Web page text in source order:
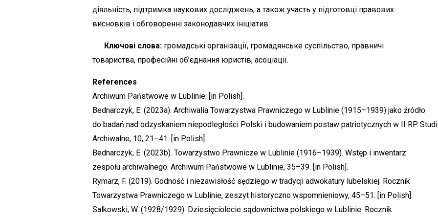
діяльність, підтримка наукових досліджень, а також участь у підготовці правових
висновків і обговоренні законодавчих ініціатив.
Ключові слова:громадські організації, громадянське суспільство, правничі
товариства, професійні об’єднання юристів, асоціації.
References
Archiwum Państwowe w Lublinie. [in Polish].
Bednarczyk, E. (2023a). Archiwalia Towarzystwa Prawniczego w Lublinie (1915–1939) jako źródło
do badań nad odzyskaniem niepodległości Polski i budowaniem postaw patriotycznych w II RP.
Archiwalne, 10, 21–41. [in Polish].
Bednarczyk, E. (2023b). Towarzystwo Prawnicze w Lublinie (1916–1939). Wstęp i inwentarz
zespołu archiwalnego. Archiwum Państwowe w Lublinie, 35–39. [in Polish].
Rymarz, F. (2019). Godność i niezawisłość sędziego w tradycji adwokatury lubelskiej. Rocznik
Towarzystwa Prawniczego w Lublinie, zeszyt historyczno wspomnieniowy, 45–51. [in Polish].
Salkowski, W. (1928/1929). Dziesięciolecie sądownictwa polskiego w Lublinie. Rocznik